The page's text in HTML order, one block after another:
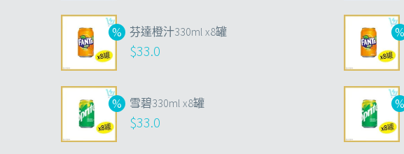
芬達橙汁330ml x8罐
$33.0
雪碧330ml x8罐
$33.0